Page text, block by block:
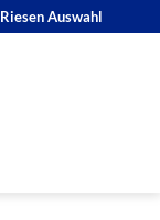
Riesen Auswahl